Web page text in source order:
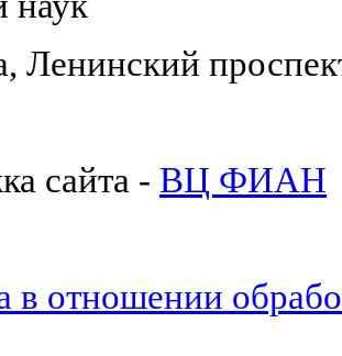
Ленинский
сайта - ВЦ ФИАН
в отношении